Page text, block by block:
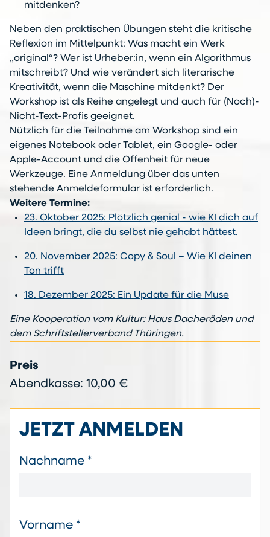
mitdenken?
Neben den praktischen Übungen steht die kritische
Reflexion im Mittelpunkt: Was macht ein Werk
„original“? Wer ist Urheber:in, wenn ein Algorithmus
mitschreibt? Und wie verändert sich literarische
Kreativität, wenn die Maschine mitdenkt? Der
Workshop ist als Reihe angelegt und auch für (Noch)-
Nicht-Text-Profis geeignet.
Nützlich für die Teilnahme am Workshop sind ein
eigenes Notebook oder Tablet, ein Google- oder
Apple-Account und die Offenheit für neue
Werkzeuge. Eine Anmeldung über das unten
stehende Anmeldeformular ist erforderlich.
Weitere Termine:
23. Oktober 2025: Plötzlich genial - wie KI dich auf
Ideen bringt, die du selbst nie gehabt hättest.
20. November 2025: Copy & Soul – Wie KI deinen
Ton trifft
18. Dezember 2025: Ein Update für die Muse
Eine Kooperation vom Kultur: Haus Dacheröden und
dem Schriftstellerverband Thüringen.
Preis
Abendkasse: 10,00 €
JETZT ANMELDEN
Nachname *
Vorname *